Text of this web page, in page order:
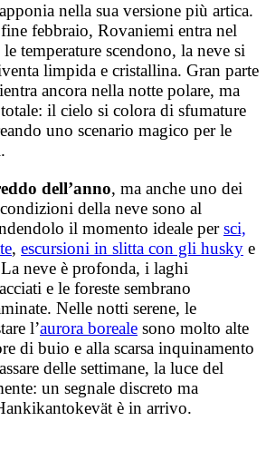
nella sua versione più artica.
febbraio, Rovaniemi entra nel
temperature scendono, la neve si
limpida e cristallina. Gran parte
ancora nella notte polare, ma
il cielo si colora di sfumature
uno scenario magico per le
dell’anno, ma anche uno dei
della neve sono al
il momento ideale persci,
, escursioni in slitta con gli husky e
neve è profonda, i laghi
e le foreste sembrano
Nelle notti serene, le
l’aurora boreale sono molto alte
di buio e alla scarsa inquinamento
delle settimane, la luce del
un segnale discreto ma
è in arrivo.